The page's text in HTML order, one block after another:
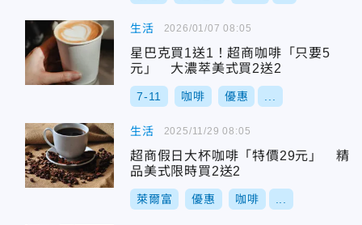
生活
星巴克買1送1！超商咖啡「只要5
元」 大濃萃美式買2送2
7-11 咖啡 優惠
2026/01/07 08:05
生活
超商假日大杯咖啡「特價29元」 精
品美式限時買2送2
萊爾富 優惠 咖啡
2025/11/29 08:05